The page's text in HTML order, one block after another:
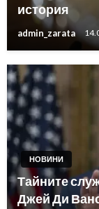
история
admin_zarata
НОВИНИ
Тайните
Джей Ди